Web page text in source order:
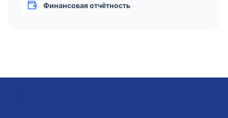
Финансовая отчётность